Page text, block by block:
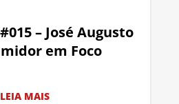
– José Augusto
em Foco
LEIA MAIS